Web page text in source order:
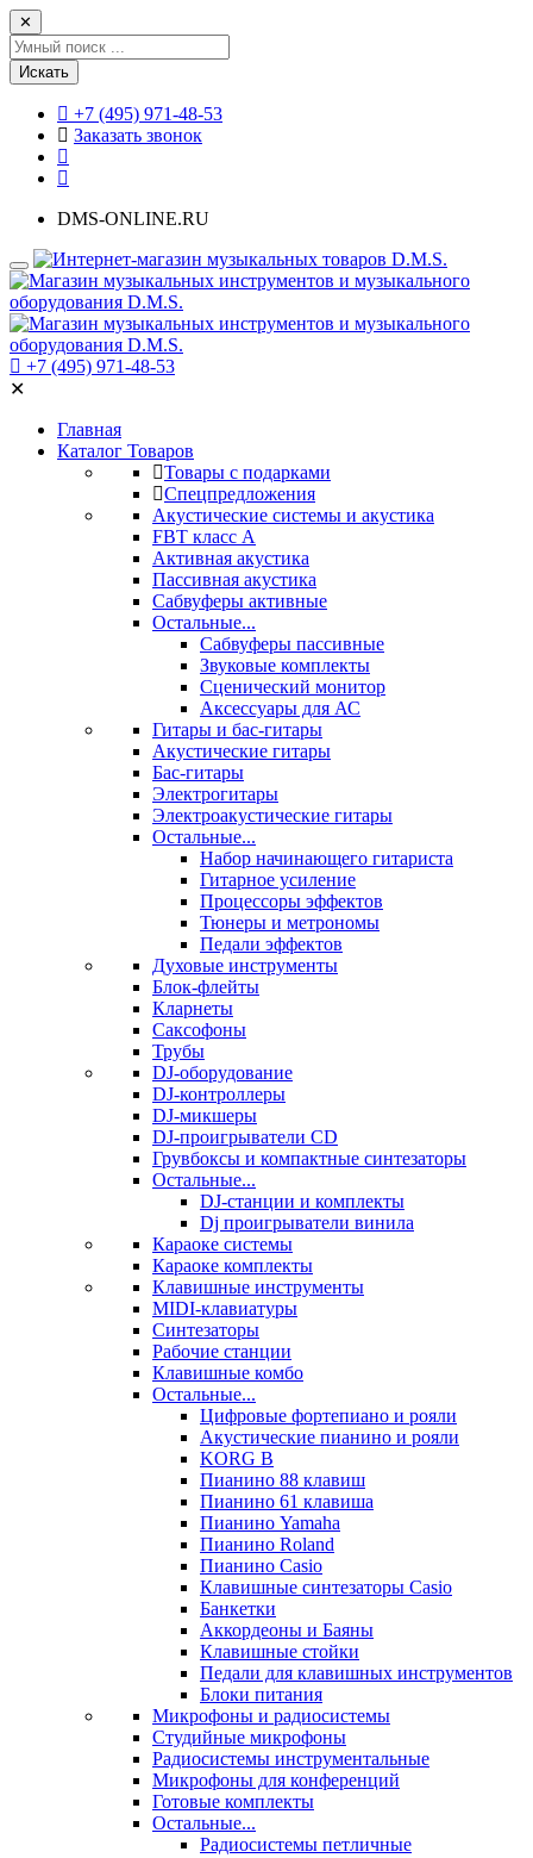
✕
Искать
+7 (495) 971-48-53
Заказать звонок
DMS-ONLINE.RU
+7 (495) 971-48-53
✕
Главная
Каталог Товаров
Товары с подарками
Спецпредложения
Акустические системы и акустика
FBT класс А
Активная акустика
Пассивная акустика
Сабвуферы активные
Остальные...
Сабвуферы пассивные
Звуковые комплекты
Сценический монитор
Аксессуары для АС
Гитары и бас-гитары
Акустические гитары
Бас-гитары
Электрогитары
Электроакустические гитары
Остальные...
Набор начинающего гитариста
Гитарное усиление
Процессоры эффектов
Тюнеры и метрономы
Педали эффектов
Духовые инструменты
Блок-флейты
Кларнеты
Саксофоны
Трубы
DJ-оборудование
DJ-контроллеры
DJ-микшеры
DJ-проигрыватели CD
Грувбоксы и компактные синтезаторы
Остальные...
DJ-станции и комплекты
Dj проигрыватели винила
Караоке системы
Караоке комплекты
Клавишные инструменты
MIDI-клавиатуры
Синтезаторы
Рабочие станции
Клавишные комбо
Остальные...
Цифровые фортепиано и рояли
Акустические пианино и рояли
KORG B
Пианино 88 клавиш
Пианино 61 клавиша
Пианино Yamaha
Пианино Roland
Пианино Casio
Клавишные синтезаторы Casio
Банкетки
Аккордеоны и Баяны
Клавишные стойки
Педали для клавишных инструментов
Блоки питания
Микрофоны и радиосистемы
Студийные микрофоны
Радиосистемы инструментальные
Микрофоны для конференций
Готовые комплекты
Остальные...
Радиосистемы петличные